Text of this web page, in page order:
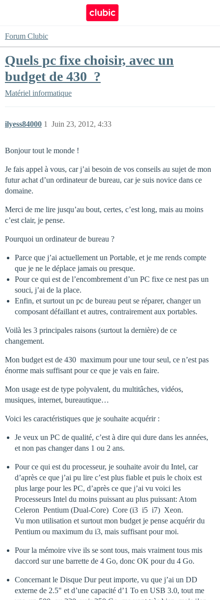
Forum Clubic
Quels pc fixe choisir, avec un
budget de 430  ?
Matériel informatique
ilyess84000 Juin 23, 2012, 4:33
1
Bonjour tout le monde !
Je fais appel à vous, car j’ai besoin de vos conseils au sujet de mon
futur achat d’un ordinateur de bureau, car je suis novice dans ce
domaine.
Merci de me lire jusqu’au bout, certes, c’est long, mais au moins
c’est clair, je pense.
Pourquoi un ordinateur de bureau ?
Parce que j’ai actuellement un Portable, et je me rends compte
que je ne le déplace jamais ou presque.
Pour ce qui est de l’encombrement d’un PC fixe ce nest pas un
souci, j’ai de la place.
Enfin, et surtout un pc de bureau peut se réparer, changer un
composant défaillant et autres, contrairement aux portables.
Voilà les 3 principales raisons (surtout la dernière) de ce
changement.
Mon budget est de 430  maximum pour une tour seul, ce n’est pas
énorme mais suffisant pour ce que je vais en faire.
Mon usage est de type polyvalent, du multitâches, vidéos,
musiques, internet, bureautique…
Voici les caractéristiques que je souhaite acquérir :
Je veux un PC de qualité, c’est à dire qui dure dans les années,
et non pas changer dans 1 ou 2 ans.
Pour ce qui est du processeur, je souhaite avoir du Intel, car
d’après ce que j’ai pu lire c’est plus fiable et puis le choix est
plus large pour les PC, d’après ce que j’ai vu voici les
Processeurs Intel du moins puissant au plus puissant: Atom 
Celeron  Pentium (Dual-Core)  Core (i3  i5  i7)  Xeon.
Vu mon utilisation et surtout mon budget je pense acquérir du
Pentium ou maximum du i3, mais suffisant pour moi.
Pour la mémoire vive ils se sont tous, mais vraiment tous mis
daccord sur une barrette de 4 Go, donc OK pour du 4 Go.
Concernant le Disque Dur peut importe, vu que j’ai un DD
externe de 2.5" et d’une capacité d’1 To en USB 3.0, tout me